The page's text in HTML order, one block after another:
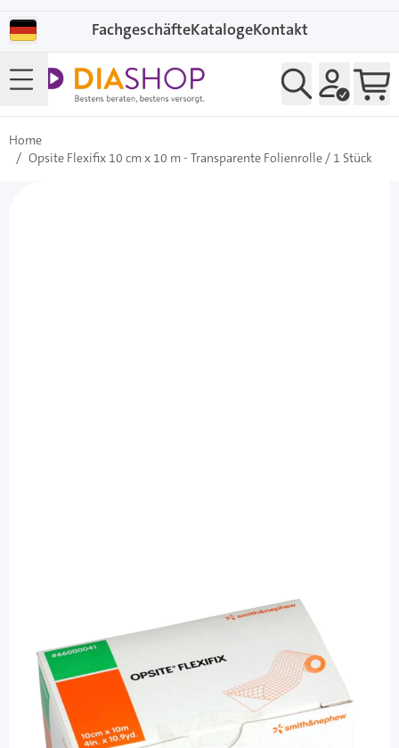
FachgeschäfteKatalogeKontakt
Home
/ Opsite Flexifix 10 cm x 10 m - Transparente Folienrolle / 1 Stück
Opsite Flexifix 10 cm x 10 m -
Transparente Folienrolle / 1 Stück
PZN: 07478029 / Diashop.de Kat.-Nr. 110744
sofort verfügbar
Lieferzeit 1-3 Werktage